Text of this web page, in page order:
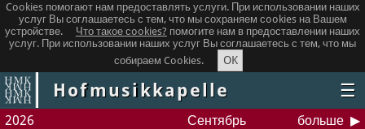
Cookies помогают нам предоставлять услуги. При использовании наших
услуг Вы соглашаетесь с тем, что мы сохраняем сookies на Вашем
устройстве.
Что такое сookies? помогите нам в предоставлении наших
услуг. При использовании наших услуг Вы соглашаетесь с тем, что мы
собираем Cookies.
OK
Hofmusikkapelle ☰
2026 Сентябрь больше